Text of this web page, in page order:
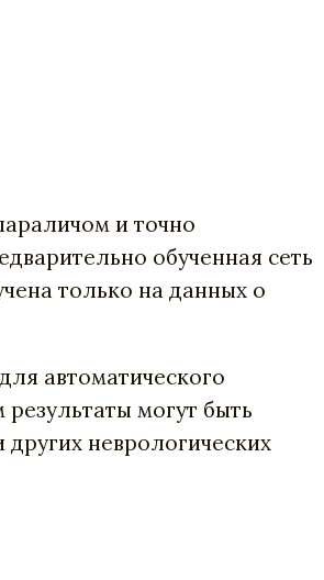
и точно
обученная сеть
только на данных о
автоматического
могут быть
неврологических